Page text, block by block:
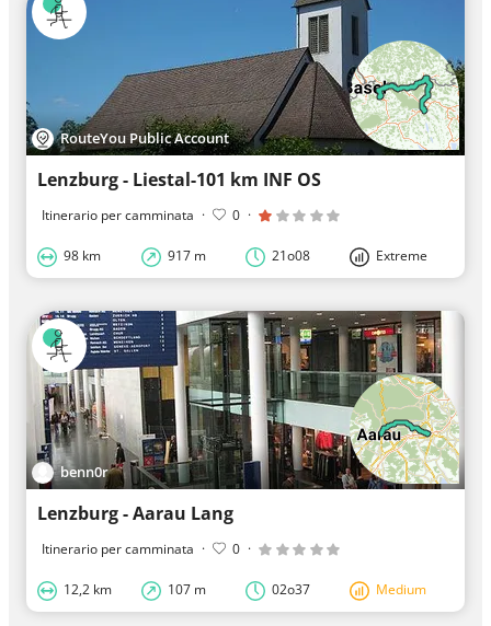
RouteYou Public Account
Lenzburg - Liestal-101 km INF OS
Itinerario per camminata · 0 ·
98 km 917 m 21o08 Extreme
benn0r
Lenzburg - Aarau Lang
Itinerario per camminata · 0 ·
12,2 km 107 m 02o37 Medium